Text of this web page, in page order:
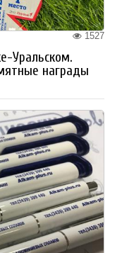
1527
Уральском.
награды